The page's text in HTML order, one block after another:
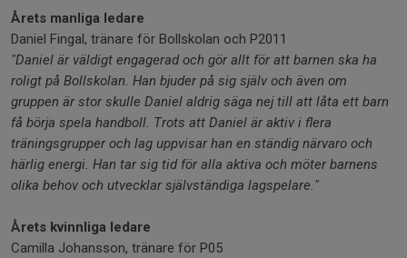
Årets manliga ledare
Daniel Fingal, tränare för Bollskolan och P2011
"Daniel är väldigt engagerad och gör allt för att barnen ska ha
roligt på Bollskolan. Han bjuder på sig själv och även om
gruppen är stor skulle Daniel aldrig säga nej till att låta ett barn
få börja spela handboll. Trots att Daniel är aktiv i flera
träningsgrupper och lag uppvisar han en ständig närvaro och
härlig energi. Han tar sig tid för alla aktiva och möter barnens
olika behov och utvecklar självständiga lagspelare."
Årets kvinnliga ledare
Camilla Johansson, tränare för P05